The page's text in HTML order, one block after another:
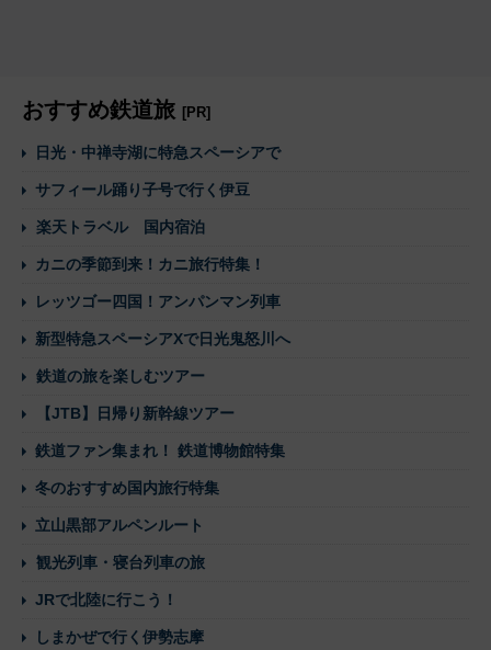
おすすめ鉄道旅 [PR]
日光・中禅寺湖に特急スペーシアで
サフィール踊り子号で行く伊豆
楽天トラベル 国内宿泊
カニの季節到来！カニ旅行特集！
レッツゴー四国！アンパンマン列車
新型特急スペーシアXで日光鬼怒川へ
鉄道の旅を楽しむツアー
【JTB】日帰り新幹線ツアー
鉄道ファン集まれ！ 鉄道博物館特集
冬のおすすめ国内旅行特集
立山黒部アルペンルート
観光列車・寝台列車の旅
JRで北陸に行こう！
しまかぜで行く伊勢志摩